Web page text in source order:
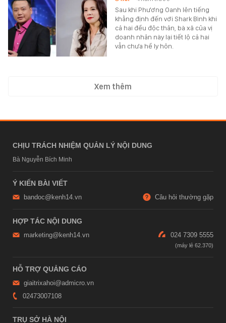
Sau khi Phương Oanh lên tiếng
khẳng định đến với Shark Bình khi
cả hai đều độc thân, bà xã của vị
doanh nhân này lại tiết lộ cả hai
vẫn chưa hề ly hôn.
Xem thêm
CHỊU TRÁCH NHIỆM QUẢN LÝ NỘI DUNG
Bà Nguyễn Bích Minh
Ý KIẾN BÀI VIẾT
bandoc@kenh14.vn Câu hỏi thường gặp
HỢP TÁC NỘI DUNG
marketing@kenh14.vn 024 7309 5555
HỖ TRỢ QUẢNG CÁO
giaitrixahoi@admicro.vn
02473007108
TRỤ SỞ HÀ NỘI